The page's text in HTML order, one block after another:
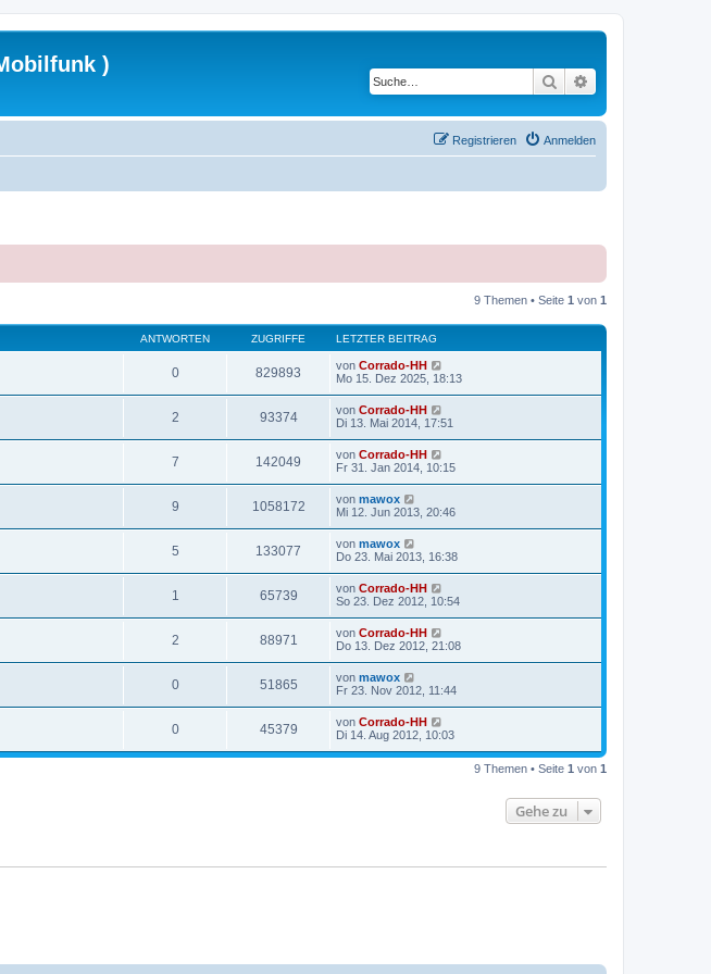
)
Suche
Anmelden
Registrieren
9 Themen • Seite 1 von 1
ANTWORTEN ZUGRIFFE LETZTER BEITRAG
0 829893 von Corrado-HH
Mo 15. Dez 2025, 18:13
2 93374 von Corrado-HH
Di 13. Mai 2014, 17:51
7 142049 von Corrado-HH
Fr 31. Jan 2014, 10:15
9 1058172 von mawox
Mi 12. Jun 2013, 20:46
5 133077 von mawox
Do 23. Mai 2013, 16:38
1 65739 von Corrado-HH
So 23. Dez 2012, 10:54
2 88971 von Corrado-HH
Do 13. Dez 2012, 21:08
0 51865 von mawox
Fr 23. Nov 2012, 11:44
0 45379 von Corrado-HH
Di 14. Aug 2012, 10:03
9 Themen • Seite 1 von 1
Gehe zu